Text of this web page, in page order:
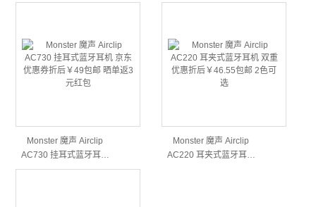
Monster 魔声 Airclip
AC730 挂耳式蓝牙耳…
Monster 魔声 Airclip
AC220 耳夹式蓝牙耳…